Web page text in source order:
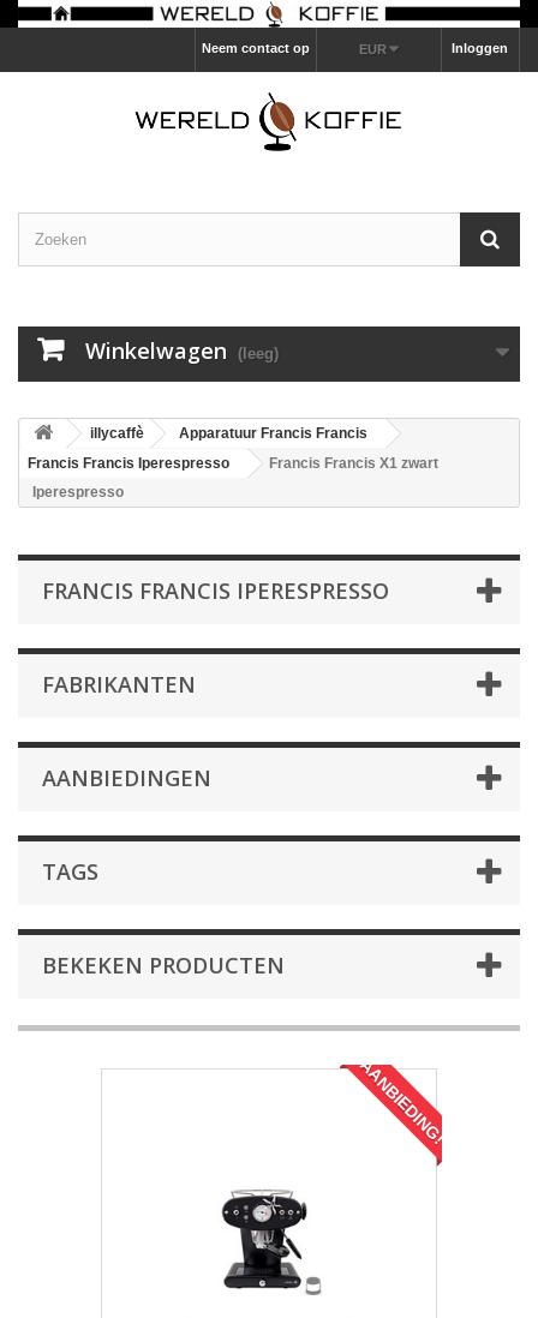
Inloggen
EUR
Neem contact op
Winkelwagen (leeg)
illycaffè
Apparatuur Francis Francis
Francis Francis Iperespresso
Francis Francis X1 zwart
Iperespresso
FRANCIS FRANCIS IPERESPRESSO
FABRIKANTEN
AANBIEDINGEN
TAGS
BEKEKEN PRODUCTEN
AANBIEDING!